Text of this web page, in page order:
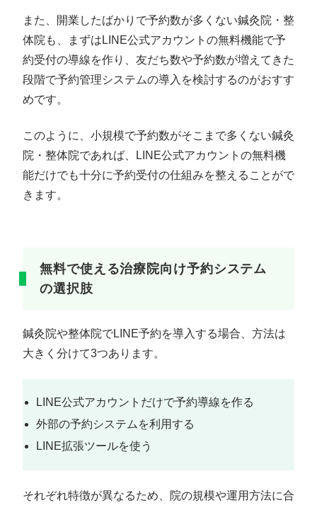
また、開業したばかりで予約数が多くない鍼灸院・整
体院も、まずはLINE公式アカウントの無料機能で予
約受付の導線を作り、友だち数や予約数が増えてきた
段階で予約管理システムの導入を検討するのがおすす
めです。
このように、小規模で予約数がそこまで多くない鍼灸
院・整体院であれば、LINE公式アカウントの無料機
能だけでも十分に予約受付の仕組みを整えることがで
きます。
無料で使える治療院向け予約システム
の選択肢
鍼灸院や整体院でLINE予約を導入する場合、方法は
大きく分けて3つあります。
LINE公式アカウントだけで予約導線を作る
外部の予約システムを利用する
LINE拡張ツールを使う
それぞれ特徴が異なるため、院の規模や運用方法に合